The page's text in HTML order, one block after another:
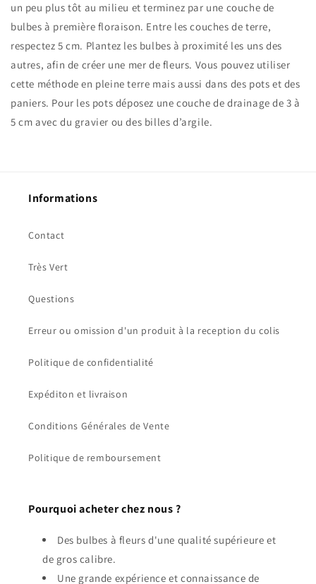
un peu plus tôt au milieu et terminez par une couche de
bulbes à première floraison. Entre les couches de terre,
respectez 5 cm. Plantez les bulbes à proximité les uns des
autres, afin de créer une mer de fleurs. Vous pouvez utiliser
cette méthode en pleine terre mais aussi dans des pots et des
paniers. Pour les pots déposez une couche de drainage de 3 à
5 cm avec du gravier ou des billes d’argile.
Informations
Contact
Très Vert
Questions
Erreur ou omission d'un produit à la reception du colis
Politique de confidentialité
Expéditon et livraison
Conditions Générales de Vente
Politique de remboursement
Pourquoi acheter chez nous ?
Des bulbes à fleurs d'une qualité supérieure et
de gros calibre.
Une grande expérience et connaissance de